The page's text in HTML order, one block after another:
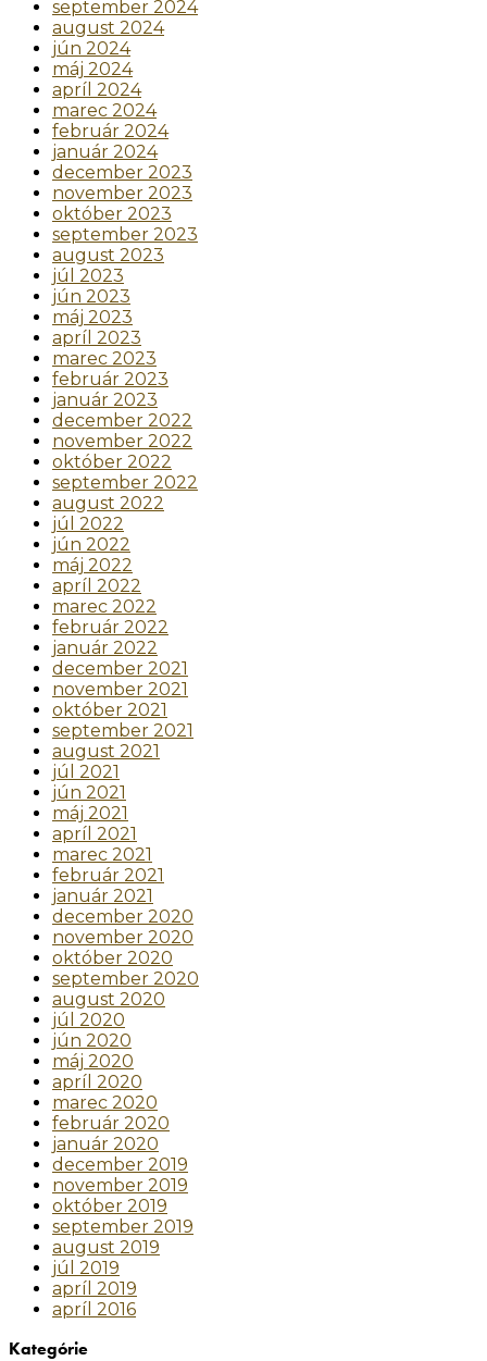
september 2024
august 2024
jún 2024
máj 2024
apríl 2024
marec 2024
február 2024
január 2024
december 2023
november 2023
október 2023
september 2023
august 2023
júl 2023
jún 2023
máj 2023
apríl 2023
marec 2023
február 2023
január 2023
december 2022
november 2022
október 2022
september 2022
august 2022
júl 2022
jún 2022
máj 2022
apríl 2022
marec 2022
február 2022
január 2022
december 2021
november 2021
október 2021
september 2021
august 2021
júl 2021
jún 2021
máj 2021
apríl 2021
marec 2021
február 2021
január 2021
december 2020
november 2020
október 2020
september 2020
august 2020
júl 2020
jún 2020
máj 2020
apríl 2020
marec 2020
február 2020
január 2020
december 2019
november 2019
október 2019
september 2019
august 2019
júl 2019
apríl 2019
apríl 2016
Kategórie